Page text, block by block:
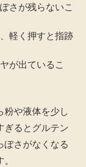
さが残らないこ
軽く押すと指跡
が出ているこ
粉や液体を少し
ぎるとグルテン
ぽさがなくなる